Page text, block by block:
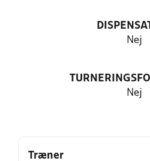
Nej
Nej
Træner